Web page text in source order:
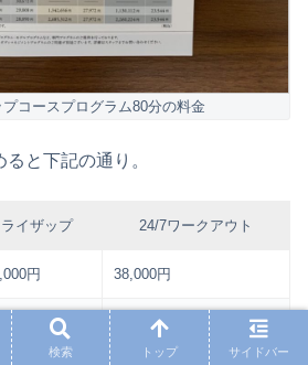
コースプログラム80分の料金
と下記の通り。
ライザップ 24/7ワークアウト
円 38,000円
円 196,000円
検索 トップ サイドバー